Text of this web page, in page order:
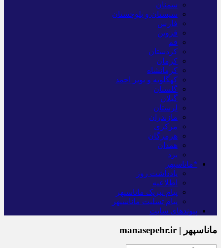
سمنان
سیستان و بلوچستان
فارس
قزوین
قم
کردستان
کرمان
کرمانشاه
کهگلویه و بویر احمد
گلستان
گیلان
لرستان
مازندران
مرکزی
هرمزگان
همدان
یزد
*ماناسپهر
یادداشت روز
اطلاعیه
پیام تبریک ماناسپهر
پیام تسلیت ماناسپهر
پیوندهای سایت
ماناسپهر | manasepehr.ir